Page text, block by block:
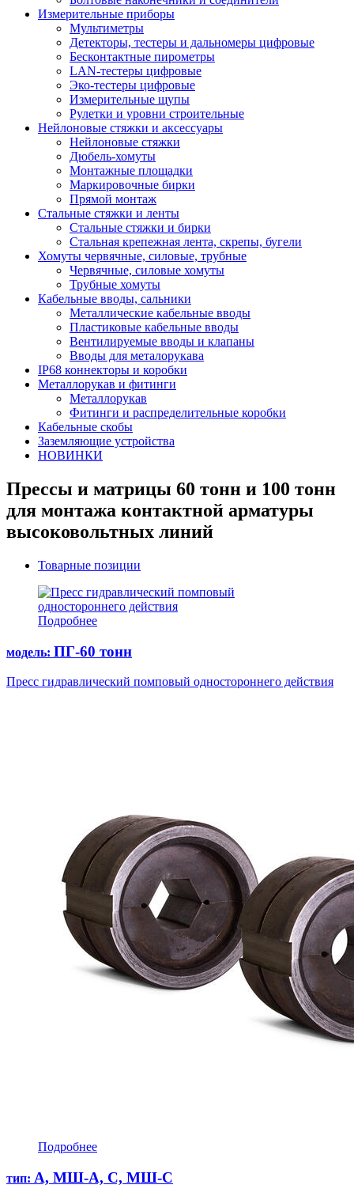
Измерительные приборы
Мультиметры
Детекторы, тестеры и дальномеры цифровые
Бесконтактные пирометры
LAN-тестеры цифровые
Эко-тестеры цифровые
Измерительные щупы
Рулетки и уровни строительные
Нейлоновые стяжки и аксессуары
Нейлоновые стяжки
Дюбель-хомуты
Монтажные площадки
Маркировочные бирки
Прямой монтаж
Стальные стяжки и ленты
Стальные стяжки и бирки
Стальная крепежная лента, скрепы, бугели
Хомуты червячные, силовые, трубные
Червячные, силовые хомуты
Трубные хомуты
Кабельные вводы, сальники
Металлические кабельные вводы
Пластиковые кабельные вводы
Вентилируемые вводы и клапаны
Вводы для металорукава
IP68 коннекторы и коробки
Металлорукав и фитинги
Металлорукав
Фитинги и распределительные коробки
Кабельные скобы
Заземляющие устройства
НОВИНКИ
Прессы и матрицы 60 тонн и 100 тонн
для монтажа контактной арматуры
высоковольтных линий
Товарные позиции
Подробнее
модель: ПГ-60 тонн
Пресс гидравлический помповый одностороннего действия
Подробнее
тип: А, МШ-А, С, МШ-С